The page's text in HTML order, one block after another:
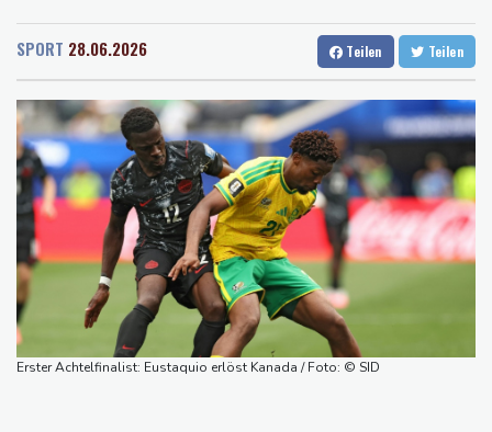
Dresden
Wien
21 °C
Baden-Baden
18 °C
Busemann: Kein EM-Titel für Neugebauer wäre "eine
Becker: Wer mehr will als Klassenerhalt hat "Fehler im Kopf"
Sohn: Krebs von Ex-Präsident Joe Biden hat sich ausgebreitet
und Metastasen gebildet
Bilger: Boni von Bahn-Managern werden an Einhaltung der
Vorgaben des Bundes geknüpft
FIFA stärkt Infantino - und holt zum Rundumschlag aus
Torlos gegen Kaiserslautern: Stotterstart von Wolfsburg
SPORT 28.06.2026 Teilen Teilen
Erster Achtelfinalist: Eustaquio erlöst Kanada / Foto: © SID